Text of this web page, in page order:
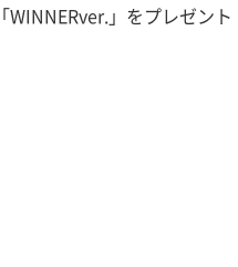
「WINNERver.」 をプレゼント